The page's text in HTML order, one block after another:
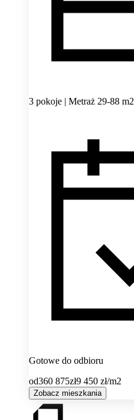
3 pokoje | Metraż 29-88 m2
Gotowe do odbioru
od360 875zł9 450 zł/m2
Zobacz mieszkania